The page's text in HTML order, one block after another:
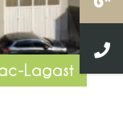
Lagast